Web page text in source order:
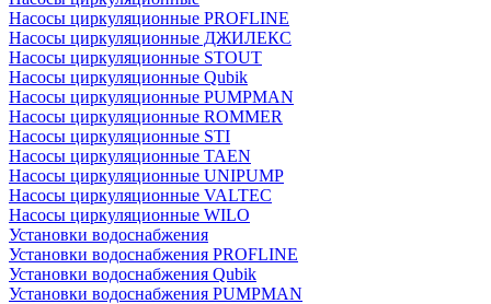
Насосы циркуляционные PROFLINE
Насосы циркуляционные ДЖИЛЕКС
Насосы циркуляционные STOUT
Насосы циркуляционные Qubik
Насосы циркуляционные PUMPMAN
Насосы циркуляционные ROMMER
Насосы циркуляционные STI
Насосы циркуляционные TAEN
Насосы циркуляционные UNIPUMP
Насосы циркуляционные VALTEC
Насосы циркуляционные WILO
Установки водоснабжения
Установки водоснабжения PROFLINE
Установки водоснабжения Qubik
Установки водоснабжения PUMPMAN